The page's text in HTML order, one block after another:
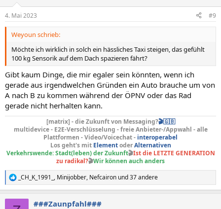
e
n
4. Mai 2023 #9
Weyoun schrieb:
Möchte ich wirklich in solch ein hässliches Taxi steigen, das gefühlt
100 kg Sensorik auf dem Dach spazieren fährt?
Gibt kaum Dinge, die mir egaler sein könnten, wenn ich
gerade aus irgendwelchen Gründen ein Auto brauche um von
A nach B zu kommen während der ÖPNV oder das Rad
gerade nicht herhalten kann.
[matrix] - die Zukunft von Messaging?🎬🇬🇧
multidevice - E2E-Verschlüsselung - freie Anbieter-/Appwahl - alle
Plattformen - Video/Voicechat - interoperabel
Los geht's mit ElementoderAlternativen
Verkehrswende: Stadt(leben) der Zukunft🎬Ist die LETZTE GENERATION
zu radikal?🎬Wir können auch anders
R
e
_CH_K_1991_ , Minijobber, Nefcairon und 37 andere
###Zaunpfahl###